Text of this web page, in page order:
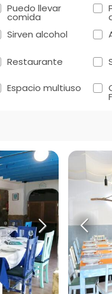
Puedo llevar
comida
Sirven alcohol
Restaurante
Espacio multiuso